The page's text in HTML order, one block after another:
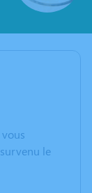
le